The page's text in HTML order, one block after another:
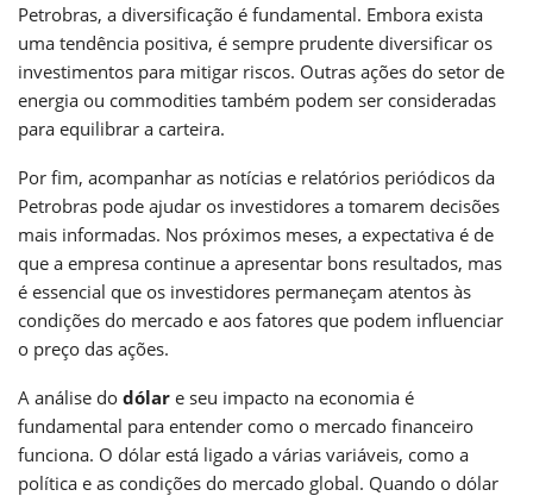
Petrobras, a diversificação é fundamental. Embora exista
uma tendência positiva, é sempre prudente diversificar os
investimentos para mitigar riscos. Outras ações do setor de
energia ou commodities também podem ser consideradas
para equilibrar a carteira.
Por fim, acompanhar as notícias e relatórios periódicos da
Petrobras pode ajudar os investidores a tomarem decisões
mais informadas. Nos próximos meses, a expectativa é de
que a empresa continue a apresentar bons resultados, mas
é essencial que os investidores permaneçam atentos às
condições do mercado e aos fatores que podem influenciar
o preço das ações.
A análise do dólar e seu impacto na economia é
fundamental para entender como o mercado financeiro
funciona. O dólar está ligado a várias variáveis, como a
política e as condições do mercado global. Quando o dólar